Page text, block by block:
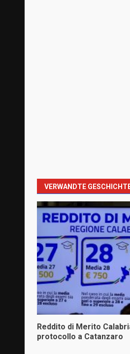
VERWANDTE
Reddito di Merito
protocollo a Catanzaro